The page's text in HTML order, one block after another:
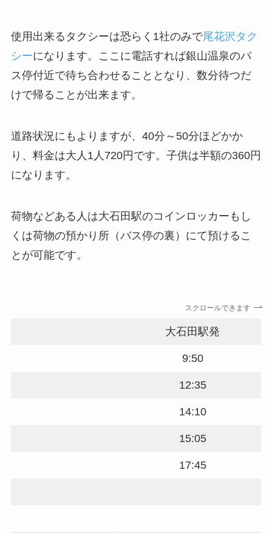
使用出来るタクシーは恐らく1社のみで尾花沢タク
シーになります。ここに電話すれば銀山温泉のバ
ス停付近で待ち合わせることとなり、数分待つだ
けで帰ることが出来ます。
道路状況にもよりますが、40分～50分ほどかか
り、料金は大人1人720円です。子供は半額の360円
になります。
荷物などある人は大石田駅のコインロッカーもし
くは荷物の預かり所（バス停の裏）にて預けるこ
とが可能です。
スクロールできます
大石田駅発
9:50
12:35
14:10
15:05
17:45